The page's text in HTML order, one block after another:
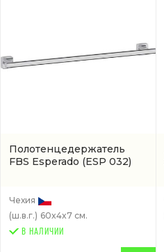
Полотенцедержатель
FBS Esperado (ESP 032)
Чехия
(ш.в.г.) 60x4x7 см.
В НАЛИЧИИ